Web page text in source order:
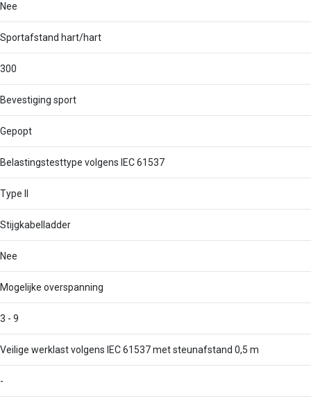
Nee
Sportafstand hart/hart
300
Bevestiging sport
Gepopt
Belastingstesttype volgens IEC 61537
Type II
Stijgkabelladder
Nee
Mogelijke overspanning
3 - 9
Veilige werklast volgens IEC 61537 met steunafstand 0,5 m
-